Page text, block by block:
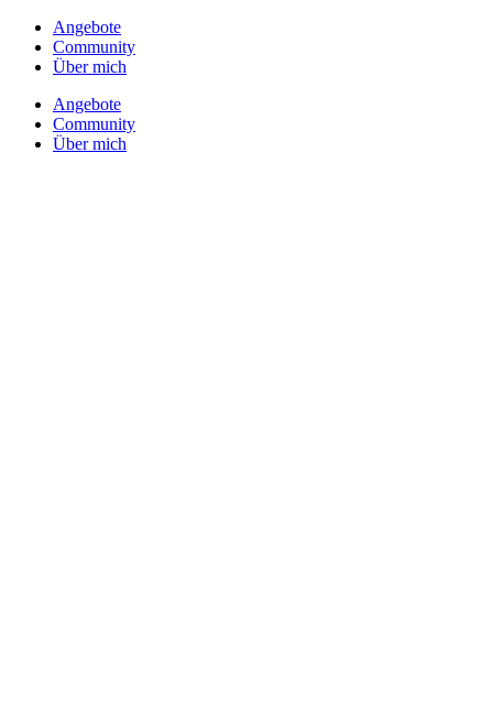
Angebote
Community
Über mich
Angebote
Community
Über mich